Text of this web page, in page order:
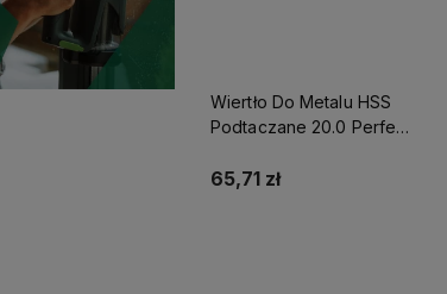
Wiertło Do Metalu HSS
Podtaczane 20.0 Perfect
65,71 zł